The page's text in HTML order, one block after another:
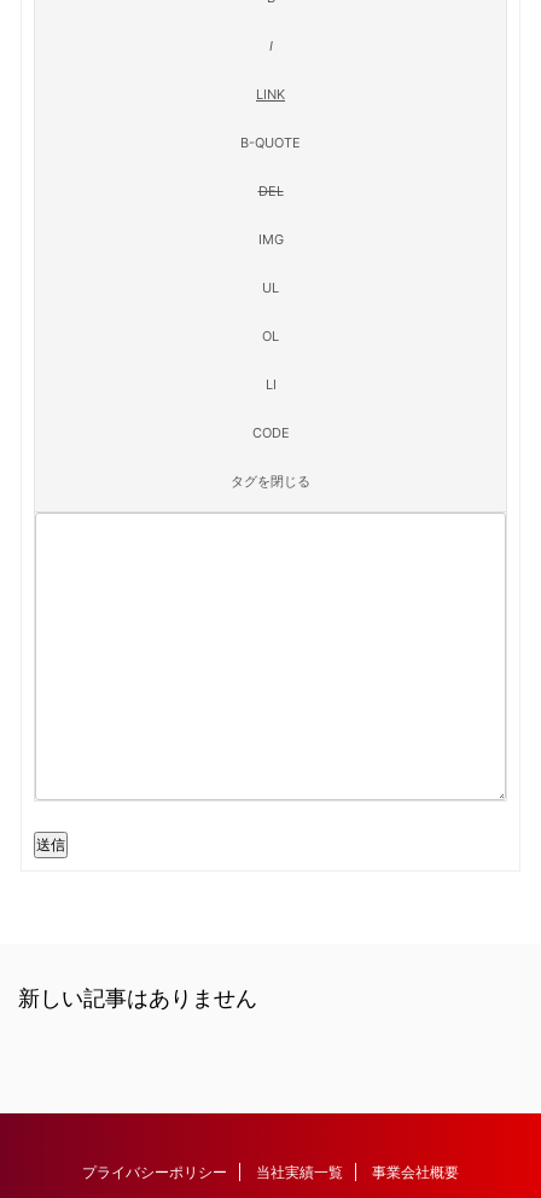
送信
新しい記事はありません
プライバシーポリシー 当社実績一覧 事業会社概要